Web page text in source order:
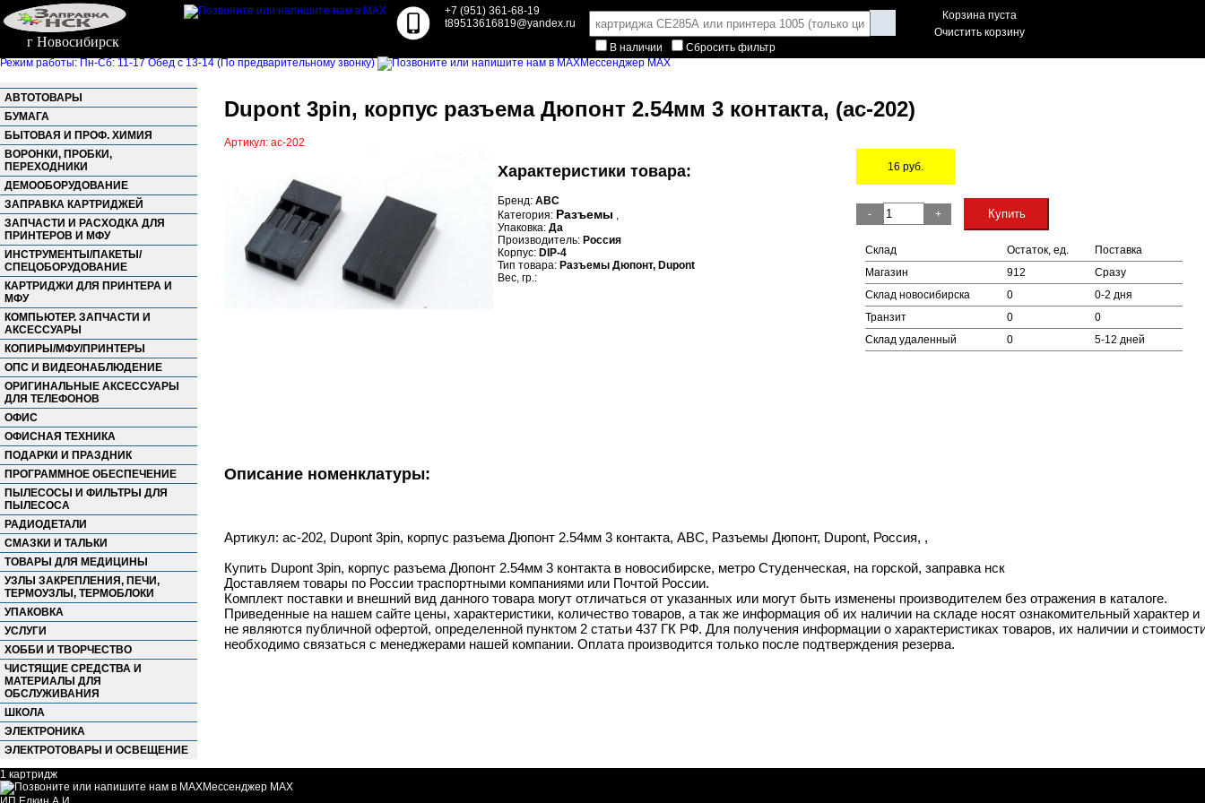
г Новосибирск
+7 (951) 361-68-19
t89513616819@yandex.ru
В наличии
Сбросить фильтр
Корзина пуста
Очистить корзину
Режим работы: Пн-Сб: 11-17 Обед с 13-14 (По предварительному звонку) Мессенджер MAX
АВТОТОВАРЫ
БУМАГА
БЫТОВАЯ И ПРОФ. ХИМИЯ
ВОРОНКИ, ПРОБКИ,
ПЕРЕХОДНИКИ
ДЕМООБОРУДОВАНИЕ
ЗАПРАВКА КАРТРИДЖЕЙ
ЗАПЧАСТИ И РАСХОДКА ДЛЯ
ПРИНТЕРОВ И МФУ
ИНСТРУМЕНТЫ/ПАКЕТЫ/
СПЕЦОБОРУДОВАНИЕ
КАРТРИДЖИ ДЛЯ ПРИНТЕРА И
МФУ
КОМПЬЮТЕР. ЗАПЧАСТИ И
АКСЕССУАРЫ
КОПИРЫ/МФУ/ПРИНТЕРЫ
ОПС И ВИДЕОНАБЛЮДЕНИЕ
ОРИГИНАЛЬНЫЕ АКСЕССУАРЫ
ДЛЯ ТЕЛЕФОНОВ
ОФИС
ОФИСНАЯ ТЕХНИКА
ПОДАРКИ И ПРАЗДНИК
ПРОГРАММНОЕ ОБЕСПЕЧЕНИЕ
ПЫЛЕСОСЫ И ФИЛЬТРЫ ДЛЯ
ПЫЛЕСОСА
РАДИОДЕТАЛИ
СМАЗКИ И ТАЛЬКИ
ТОВАРЫ ДЛЯ МЕДИЦИНЫ
УЗЛЫ ЗАКРЕПЛЕНИЯ, ПЕЧИ,
ТЕРМОУЗЛЫ, ТЕРМОБЛОКИ
УПАКОВКА
УСЛУГИ
ХОББИ И ТВОРЧЕСТВО
ЧИСТЯЩИЕ СРЕДСТВА И
МАТЕРИАЛЫ ДЛЯ
ОБСЛУЖИВАНИЯ
ШКОЛА
ЭЛЕКТРОНИКА
ЭЛЕКТРОТОВАРЫ И ОСВЕЩЕНИЕ
Dupont 3pin, корпус разъема Дюпонт 2.54мм 3 контакта, (ac-202)
Артикул: ac-202
Характеристики товара:
Бренд: ABC
Категория: Разъемы ,
Упаковка: Да
Производитель: Россия
Корпус: DIP-4
Тип товара: Разъемы Дюпонт, Dupont
Вес, гр.:
16 руб.
-
+ Купить
Склад Остаток, ед.
Поставка
Магазин
912
Сразу
Склад новосибирска
0
0-2 дня
Транзит
0
0
Склад удаленный
0 5-12 дней
Описание номенклатуры:
Артикул: ac-202, Dupont 3pin, корпус разъема Дюпонт 2.54мм 3 контакта, ABC, Разъемы Дюпонт, Dupont, Россия, ,
Купить Dupont 3pin, корпус разъема Дюпонт 2.54мм 3 контакта в новосибирске, метро Студенческая, на горской, заправка нск
Доставляем товары по России траспортными компаниями или Почтой России.
Комплект поставки и внешний вид данного товара могут отличаться от указанных или могут быть изменены производителем без отражения в каталоге.
Приведенные на нашем сайте цены, характеристики, количество товаров, а так же информация об их наличии на складе носят ознакомительный характер и
не являются публичной офертой, определенной пунктом 2 статьи 437 ГК РФ. Для получения информации о характеристиках товаров, их наличии и
необходимо связаться с менеджерами нашей компании. Оплата производится только после подтверждения резерва.
1 картридж
Мессенджер MAX